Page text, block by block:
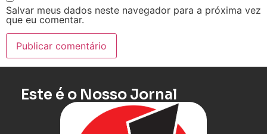
Salvar meus dados neste navegador para a próxima vez
que eu comentar.
Este é o Nosso Jornal